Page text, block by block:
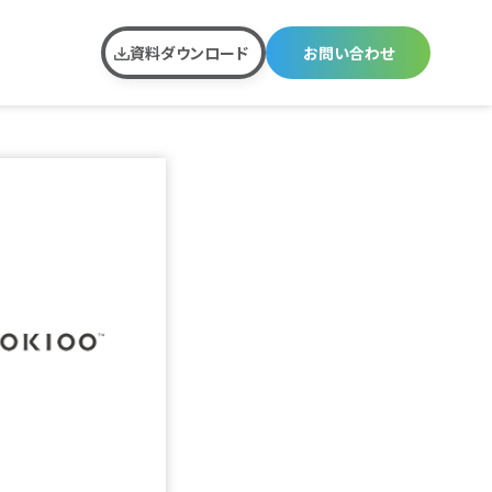
資料ダウンロード お問い合わせ